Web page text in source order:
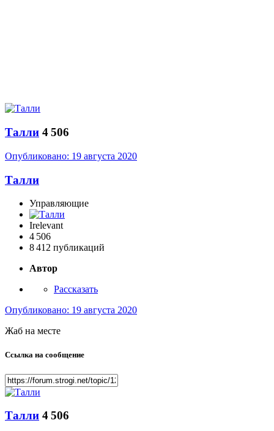
­Талли 4 506
Опубликовано: 19 августа 2020
­Талли
Управляющие
Irelevant
4 506
8 412 публикаций
Автор
Рассказать
Опубликовано: 19 августа 2020
Жаб на месте
Ссылка на сообщение
­Талли 4 506